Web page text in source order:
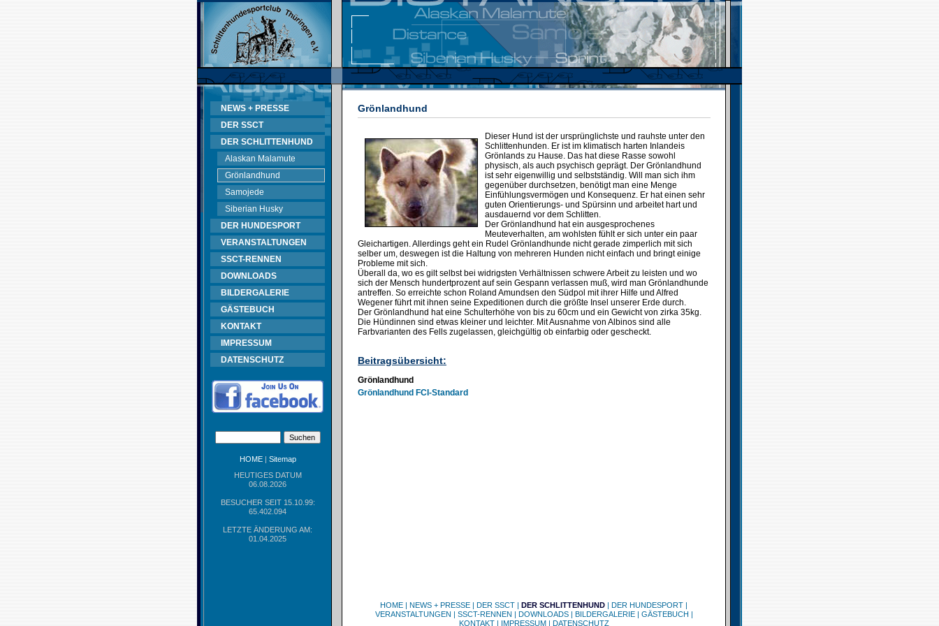
NEWS + PRESSE
DER SSCT
DER SCHLITTENHUND
Alaskan Malamute
Grönlandhund
Samojede
Siberian Husky
DER HUNDESPORT
VERANSTALTUNGEN
SSCT-RENNEN
DOWNLOADS
BILDERGALERIE
GÄSTEBUCH
KONTAKT
IMPRESSUM
DATENSCHUTZ
HOME| Sitemap
HEUTIGES DATUM
06.08.2026
BESUCHER SEIT 15.10.99:
65.402.094
LETZTE ÄNDERUNG AM:
01.04.2025
Grönlandhund
Dieser Hund ist der ursprünglichste und rauhste unter den
Schlittenhunden. Er ist im klimatisch harten Inlandeis
Grönlands zu Hause. Das hat diese Rasse sowohl
physisch, als auch psychisch geprägt. Der Grönlandhund
ist sehr eigenwillig und selbstständig. Will man sich ihm
gegenüber durchsetzen, benötigt man eine Menge
Einfühlungsvermögen und Konsequenz. Er hat einen sehr
guten Orientierungs- und Spürsinn und arbeitet hart und
ausdauernd vor dem Schlitten.
Der Grönlandhund hat ein ausgesprochenes
Meuteverhalten, am wohlsten fühlt er sich unter ein paar
Gleichartigen. Allerdings geht ein Rudel Grönlandhunde nicht gerade zimperlich mit sich
selber um, deswegen ist die Haltung von mehreren Hunden nicht einfach und bringt einige
Probleme mit sich.
Überall da, wo es gilt selbst bei widrigsten Verhältnissen schwere Arbeit zu leisten und wo
sich der Mensch hundertprozent auf sein Gespann verlassen muß, wird man Grönlandhunde
antreffen. So erreichte schon Roland Amundsen den Südpol mit ihrer Hilfe und Alfred
Wegener führt mit ihnen seine Expeditionen durch die größte Insel unserer Erde durch.
Der Grönlandhund hat eine Schulterhöhe von bis zu 60cm und ein Gewicht von zirka 35kg.
Die Hündinnen sind etwas kleiner und leichter. Mit Ausnahme von Albinos sind alle
Farbvarianten des Fells zugelassen, gleichgültig ob einfarbig oder gescheckt.
Beitragsübersicht:
Grönlandhund
Grönlandhund FCI-Standard
HOME | NEWS + PRESSE | DER SSCT | DER SCHLITTENHUND | DER HUNDESPORT |
VERANSTALTUNGEN | SSCT-RENNEN | DOWNLOADS| BILDERGALERIE| GÄSTEBUCH |
KONTAKT| IMPRESSUM| DATENSCHUTZ